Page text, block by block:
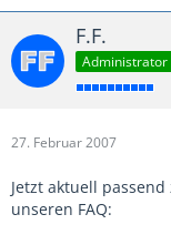
F.F.
Administrator
27. Februar 2007
Jetzt aktuell
unseren FAQ: